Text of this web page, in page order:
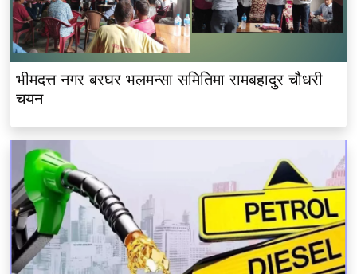
भीमदत्त नगर बरघर भलमन्सा समितिमा रामबहादुर चौधरी
चयन